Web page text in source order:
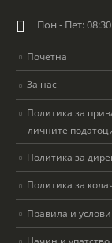
Пон - Пет:
Почетна
За нас
Политика за
личните
Политика за
Политика за
Правила и